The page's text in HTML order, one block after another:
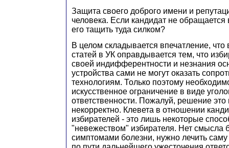
Защита своего доброго имени и
человека. Если кандидат не обращается
его тащить туда силком?
В целом складывается впечатление,
статей в УК оправдывается тем, что
своей индифферентности и незнания
устройства сами не могут оказать
технологиям. Только поэтому
искусственное ограничение в виде
ответственности. Пожалуй, решение это
некорректно. Клевета в отношении
избирателей - это лишь некоторые
"невежеством" избирателя. Нет смысла
симптомами болезни, нужно лечить